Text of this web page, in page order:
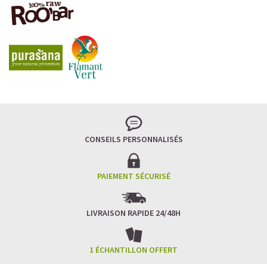
LA FRAÎCHEUR VERTE QUI APAISE L’ESPRIT
Le matcha, ce thé japonais se marie à la douceur du lait
tout en stimulant la concentration.
Un goût légèrement herbacé, addictif et plein de
Idéal pour : recharger ses batteries sans caféine,
hydrater, et retrouver focus et sérénité.
Matcha Latte Glacé Protéiné
SAWONDO RÉINVENTE LE PLAISIR DES CAFÉS GLACÉS
✅ Sans sucre raffiné
CONSEILS PERSONNALISÉS
PAIEMENT SÉCURISÉ
LIVRAISON RAPIDE 24/48H
1 ÉCHANTILLON OFFERT